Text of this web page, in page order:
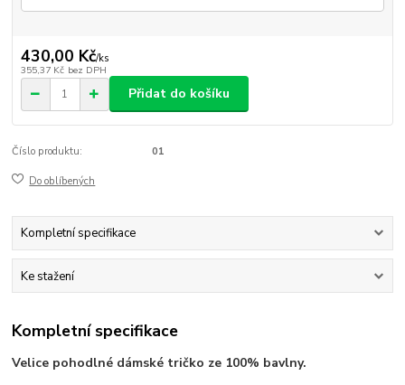
430,00 Kč/ks
355,37 Kč bez DPH
Přidat do košíku
Číslo produktu: 01
Do oblíbených
Kompletní specifikace
Ke stažení
Kompletní specifikace
Velice pohodlné dámské tričko ze 100% bavlny.